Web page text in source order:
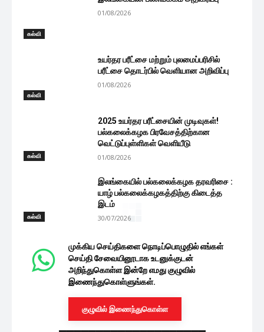
கல்வி
01/08/2026
கல்வி
உயர்தர பரீட்சை மற்றும் புலமைப்பரிசில்
பரீட்சை தொடர்பில் வெளியான அறிவிப்பு
01/08/2026
கல்வி
2025 உயர்தர பரீட்சையின் முடிவுகள்!
பல்கலைக்கழக பிரவேசத்திற்கான
வெட்டுப்புள்ளிகள் வெளியீடு
01/08/2026
கல்வி
இலங்கையில் பல்கலைக்கழக தரவரிசை :
யாழ் பல்கலைக்கழகத்திற்கு கிடைத்த
இடம்
30/07/2026
முக்கிய செய்திகளை நொடிப்பொழுதில் எங்கள்
செய்தி சேவையினூடாக உடனுக்குடன்
அறிந்துகொள்ள இன்றே எமது குழுவில்
இணைந்துகொள்ளுங்கள்.
குழுவில் இணைந்துகொள்ள